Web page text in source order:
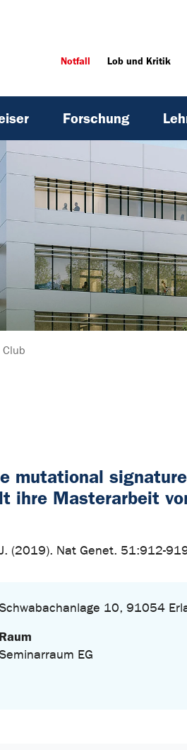
Notfall Lob und Kritik
Forschung
mutational
ihre Masterarbeit
(2019). Nat Genet. 51:912-
Schwabachanlage 10, 91054
Raum
Seminarraum EG